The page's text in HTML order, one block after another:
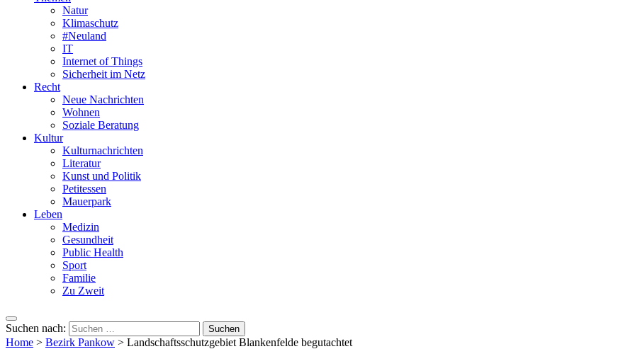
Natur
Klimaschutz
#Neuland
IT
Internet of Things
Sicherheit im Netz
Recht
Neue Nachrichten
Wohnen
Soziale Beratung
Kultur
Kulturnachrichten
Literatur
Kunst und Politik
Petitessen
Mauerpark
Leben
Medizin
Gesundheit
Public Health
Sport
Familie
Zu Zweit
Suchen nach:
Home > Bezirk Pankow > Landschaftsschutzgebiet Blankenfelde begutachtet